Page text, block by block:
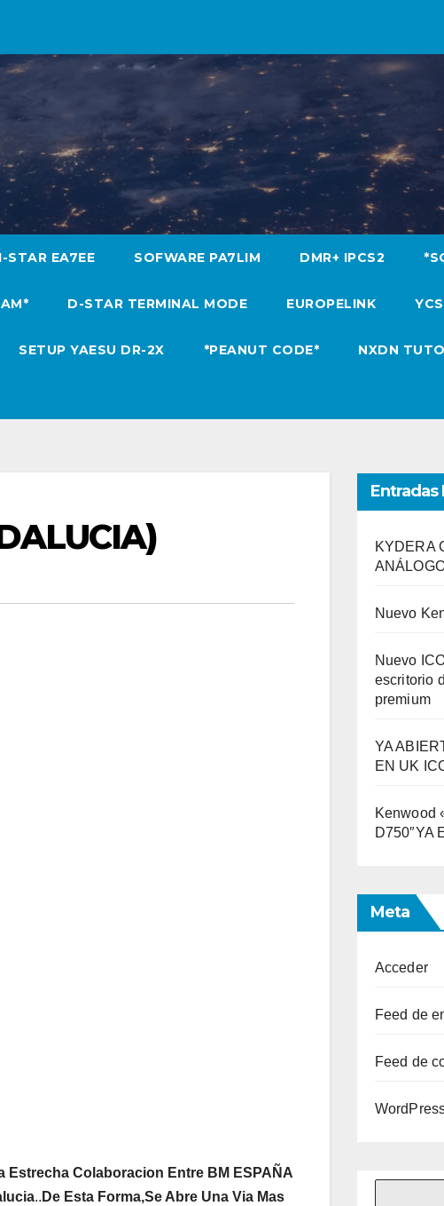
STAR EA7EE SOFWARE PA7LIM DMR+ IPCS2
D-STAR TERMINAL MODE EUROPELINK
SETUP YAESU DR-2X *PEANUT CODE* NXDN
Estrecha Colaboracion Entre BM ESPAÑA
.. De Esta Forma,Se Abre Una Via Mas
KYDERA
Nuevo
Nuevo
escritorio
premium
YA
EN UK
Kenwood
D750″YA
Meta
Acceder
Feed de
Feed de